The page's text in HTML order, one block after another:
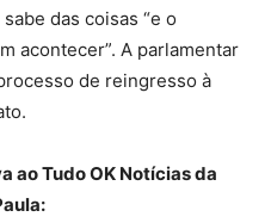
das coisas “e o
acontecer”. A parlamentar
de reingresso à
ao Tudo OK Notícias da